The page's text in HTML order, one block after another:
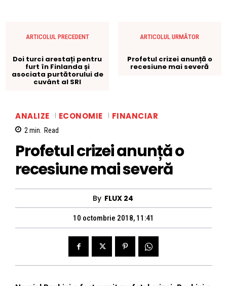
ARTICOLUL PRECEDENT
Doi turci arestați pentru
furt în Finlanda și
asociata purtătorului de
cuvânt al SRI
ARTICOLUL URMĂTOR
Profetul crizei anunță o
recesiune mai severă